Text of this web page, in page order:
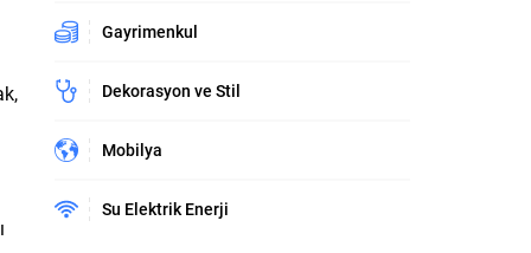
Gayrimenkul
Dekorasyon ve Stil
Mobilya
Su Elektrik Enerji